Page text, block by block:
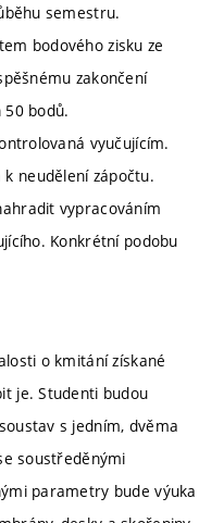
semestru.
bodového zisku ze
zakončení
bodů.
vyučujícím.
neudělení zápočtu.
vypracováním
Konkrétní podobu
o kmitání získané
je. Studenti budou
s jedním, dvěma
soustředěnými
parametry bude výuka